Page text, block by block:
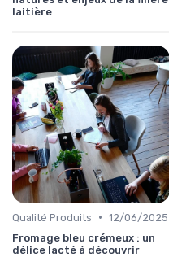
laitière
Qualité Produits • 12/06/2025
Fromage bleu crémeux : un
délice lacté à découvrir